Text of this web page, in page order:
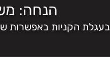
הנחה:
בעגלת הקניות באפשרות